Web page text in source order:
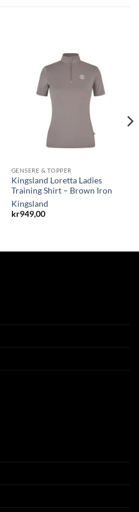
GENSERE & TOPPER
Kingsland Loretta Ladies
Training Shirt – Brown Iron
Kingsland
kr949,00